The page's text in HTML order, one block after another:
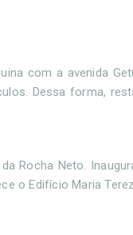
com a avenida
Dessa forma,
Rocha Neto.
o Edifício Maria